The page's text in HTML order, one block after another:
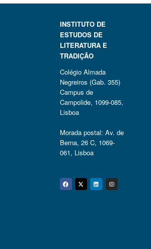
INSTITUTO DE
ESTUDOS DE
LITERATURA E
TRADIÇÃO
Colégio Almada
Negreiros (Gab. 355)
Campus de
Campolide, 1099-085,
Lisboa
Morada postal: Av. de
Berna, 26 C, 1069-
061, Lisboa
Facebook
Twitter
Linkedin